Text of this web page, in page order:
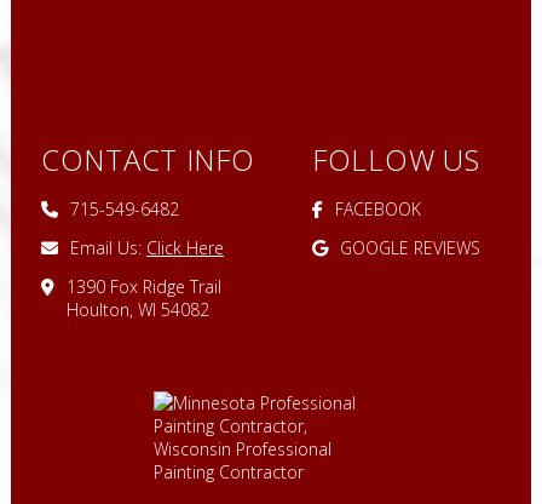
CONTACT INFO
715-549-6482
Email Us: Click Here
1390 Fox Ridge Trail
Houlton, WI 54082
FOLLOW US
FACEBOOK
GOOGLE REVIEWS